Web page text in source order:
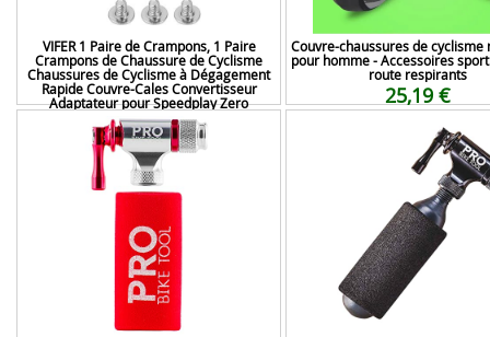
VIFER 1 Paire de Crampons, 1 Paire
Crampons de Chaussure de Cyclisme
Chaussures de Cyclisme à Dégagement
Rapide Couvre-Cales Convertisseur
Adaptateur pour Speedplay Zero
10,69 €
Couvre-chaussures de cyclisme
pour homme - Accessoires
route respirants
25,19 €